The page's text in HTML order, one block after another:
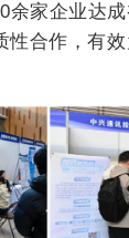
余家企业达
性合作，有